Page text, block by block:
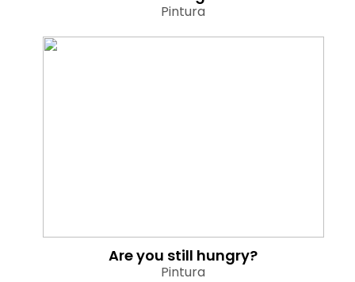
Pintura
Are you still hungry?
Pintura